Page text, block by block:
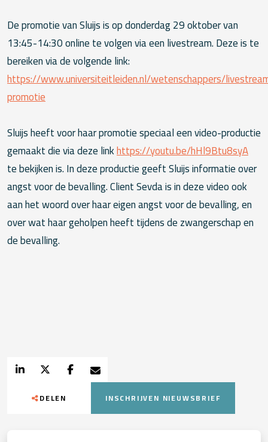
De promotie van Sluijs is op donderdag 29 oktober van
13:45-14:30 online te volgen via een livestream. Deze is te
bereiken via de volgende link:
https://www.universiteitleiden.nl/wetenschappers/
promotie
Sluijs heeft voor haar promotie speciaal een video-productie
gemaakt die via deze linkhttps://youtu.be/hHl9Btu8syA
te bekijken is. In deze productie geeft Sluijs informatie over
angst voor de bevalling. Client Sevda is in deze video ook
aan het woord over haar eigen angst voor de bevalling, en
over wat haar geholpen heeft tijdens de zwangerschap en
de bevalling.
DELEN INSCHRIJVEN NIEUWSBRIEF